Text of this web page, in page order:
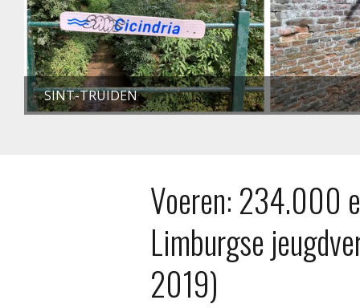
SINT-TRUIDEN
Voeren: 234.000
Limburgse
2019)